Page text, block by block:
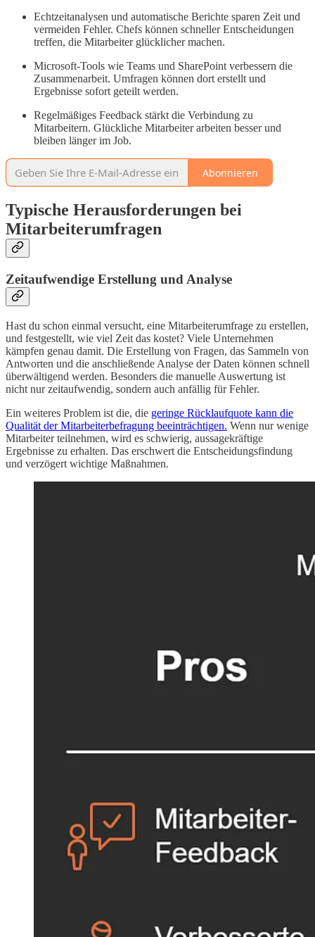
Echtzeitanalysen und automatische Berichte sparen Zeit und
vermeiden Fehler. Chefs können schneller Entscheidungen
treffen, die Mitarbeiter glücklicher machen.
Microsoft-Tools wie Teams und SharePoint verbessern die
Zusammenarbeit. Umfragen können dort erstellt und
Ergebnisse sofort geteilt werden.
Regelmäßiges Feedback stärkt die Verbindung zu
Mitarbeitern. Glückliche Mitarbeiter arbeiten besser und
bleiben länger im Job.
Abonnieren
Typische Herausforderungen bei
Mitarbeiterumfragen
Zeitaufwendige Erstellung und Analyse
Hast du schon einmal versucht, eine Mitarbeiterumfrage zu erstellen,
und festgestellt, wie viel Zeit das kostet? Viele Unternehmen
kämpfen genau damit. Die Erstellung von Fragen, das Sammeln von
Antworten und die anschließende Analyse der Daten können schnell
überwältigend werden. Besonders die manuelle Auswertung ist
nicht nur zeitaufwendig, sondern auch anfällig für Fehler.
Ein weiteres Problem ist die, die geringe Rücklaufquote kann die
Qualität der Mitarbeiterbefragung beeinträchtigen. Wenn nur wenige
Mitarbeiter teilnehmen, wird es schwierig, aussagekräftige
Ergebnisse zu erhalten. Das erschwert die Entscheidungsfindung
und verzögert wichtige Maßnahmen.